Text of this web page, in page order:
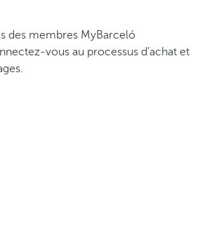
des membres MyBarceló
vous au processus d’achat et